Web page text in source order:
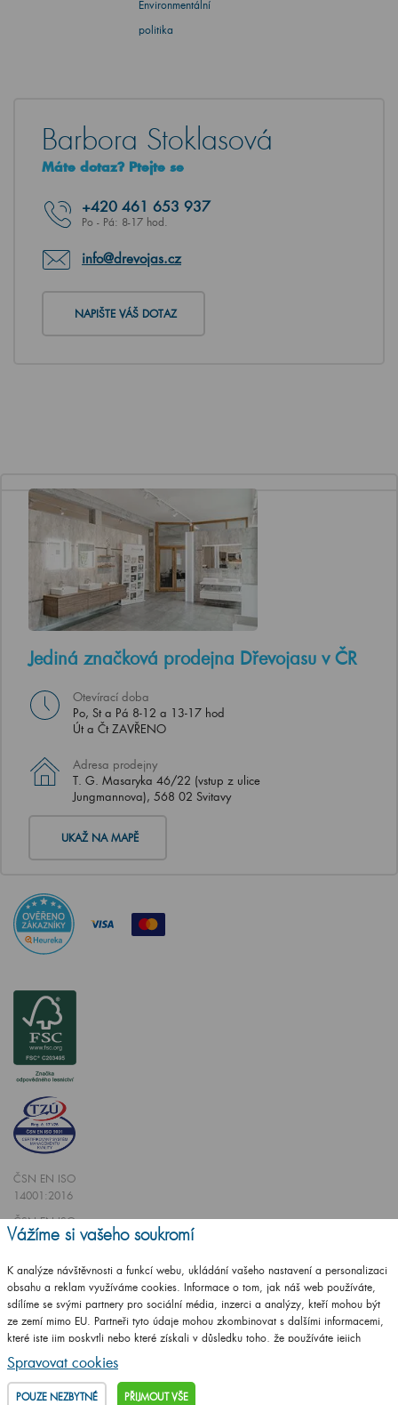
Environmentální
politika
Barbora Stoklasová
Máte dotaz? Ptejte se
+420 461 653 937
Po - Pá: 8-17 hod.
info@drevojas.cz
NAPIŠTE VÁŠ DOTAZ
Jediná značková prodejna Dřevojasu v ČR
Otevírací doba
Po, St a Pá 8-12 a 13-17 hod
Út a Čt ZAVŘENO
Adresa prodejny
T. G. Masaryka 46/22 (vstup z ulice
Jungmannova), 568 02 Svitavy
UKAŽ NA MAPĚ
ČSN EN ISO
14001:2016
ČSN EN ISO
9001:2016
Vytvořilo studioCZECHGROUP.cz
© 2009 - 2025 Koupelnový nábytek Dřevojas v. d.,
Vážíme si vašeho soukromí
K analýze návštěvnosti a funkcí webu, ukládání vašeho nastavení a personalizaci
obsahu a reklam využíváme cookies. Informace o tom, jak náš web používáte,
sdílíme se svými partnery pro sociální média, inzerci a analýzy, kteří mohou být
ze zemí mimo EU. Partneři tyto údaje mohou zkombinovat s dalšími informacemi,
které jste jim poskytli nebo které získali v důsledku toho, že používáte jejich
služby.
Podrobné informace
Spravovat cookies
POUZE NEZBYTNÉ PŘIJMOUT VŠE